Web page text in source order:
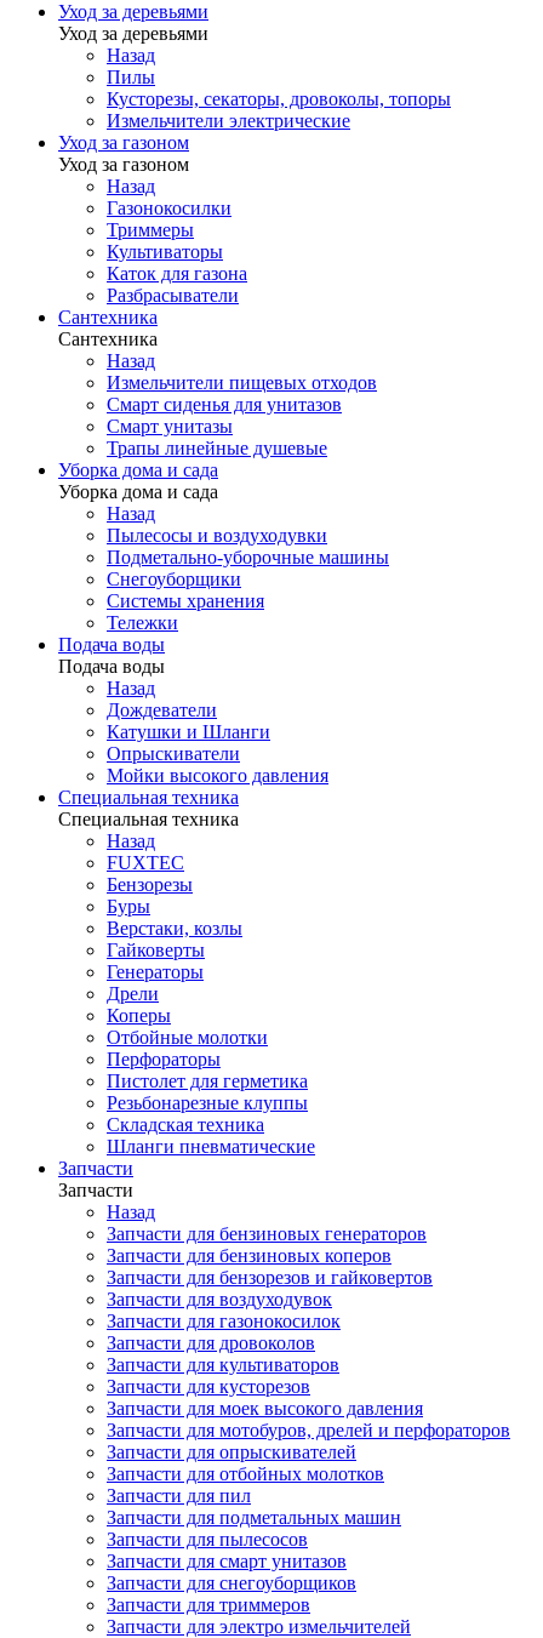
Уход за деревьями
Уход за деревьями
Назад
Пилы
Кусторезы, секаторы, дровоколы, топоры
Измельчители электрические
Уход за газоном
Уход за газоном
Назад
Газонокосилки
Триммеры
Культиваторы
Каток для газона
Разбрасыватели
Сантехника
Сантехника
Назад
Измельчители пищевых отходов
Смарт сиденья для унитазов
Смарт унитазы
Трапы линейные душевые
Уборка дома и сада
Уборка дома и сада
Назад
Пылесосы и воздуходувки
Подметально-уборочные машины
Снегоуборщики
Системы хранения
Тележки
Подача воды
Подача воды
Назад
Дождеватели
Катушки и Шланги
Опрыскиватели
Мойки высокого давления
Специальная техника
Специальная техника
Назад
FUXTEC
Бензорезы
Буры
Верстаки, козлы
Гайковерты
Генераторы
Дрели
Коперы
Отбойные молотки
Перфораторы
Пистолет для герметика
Резьбонарезные клуппы
Складская техника
Шланги пневматические
Запчасти
Запчасти
Назад
Запчасти для бензиновых генераторов
Запчасти для бензиновых коперов
Запчасти для бензорезов и гайковертов
Запчасти для воздуходувок
Запчасти для газонокосилок
Запчасти для дровоколов
Запчасти для культиваторов
Запчасти для кусторезов
Запчасти для моек высокого давления
Запчасти для мотобуров, дрелей и перфораторов
Запчасти для опрыскивателей
Запчасти для отбойных молотков
Запчасти для пил
Запчасти для подметальных машин
Запчасти для пылесосов
Запчасти для смарт унитазов
Запчасти для снегоуборщиков
Запчасти для триммеров
Запчасти для электро измельчителей